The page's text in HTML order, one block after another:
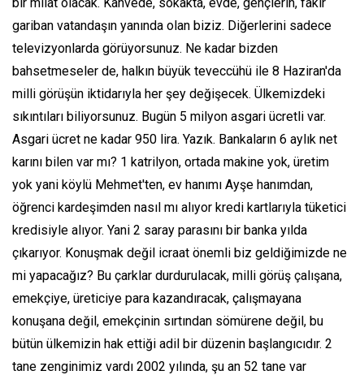
gariban vatandaşın yanında olan biziz. Diğerlerini sadece
televizyonlarda görüyorsunuz. Ne kadar bizden
bahsetmeseler de, halkın büyük teveccühü ile 8 Haziran'da
milli görüşün iktidarıyla her şey değişecek. Ülkemizdeki
sıkıntıları biliyorsunuz. Bugün 5 milyon asgari ücretli var.
Asgari ücret ne kadar 950 lira. Yazık. Bankaların 6 aylık net
karını bilen var mı? 1 katrilyon, ortada makine yok, üretim
yok yani köylü Mehmet'ten, ev hanımı Ayşe hanımdan,
öğrenci kardeşimden nasıl mı alıyor kredi kartlarıyla tüketici
kredisiyle alıyor. Yani 2 saray parasını bir banka yılda
çıkarıyor. Konuşmak değil icraat önemli biz geldiğimizde ne
mi yapacağız? Bu çarklar durdurulacak, milli görüş çalışana,
emekçiye, üreticiye para kazandıracak, çalışmayana
konuşana değil, emekçinin sırtından sömürene değil, bu
bütün ülkemizin hak ettiği adil bir düzenin başlangıcıdır. 2
tane zenginimiz vardı 2002 yılında, şu an 52 tane var